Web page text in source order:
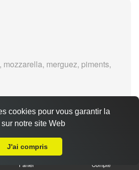
mozzarella, merguez, piments,
Panier Compte
cookies pour vous garantir la
notre site Web
J'ai compris